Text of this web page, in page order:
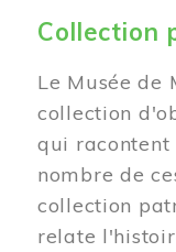
Collection
Le Musée de
collection
qui racontent
nombre de
collection
relate